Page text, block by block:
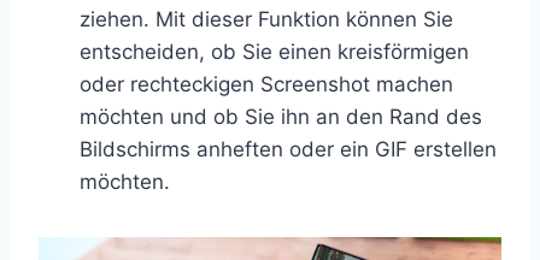
ziehen. Mit dieser Funktion können Sie
entscheiden, ob Sie einen kreisförmigen
oder rechteckigen Screenshot machen
möchten und ob Sie ihn an den Rand des
Bildschirms anheften oder ein GIF erstellen
möchten.